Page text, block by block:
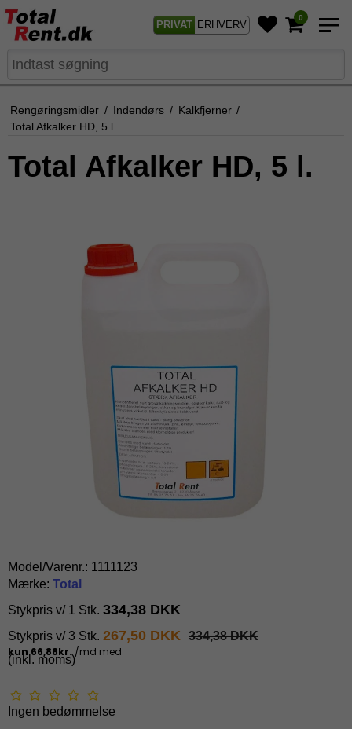
PRIVAT ERHVERV
0
Rengøringsmidler / Indendørs / Kalkfjerner /
Total Afkalker HD, 5 l.
Total Afkalker HD, 5 l.
Model/Varenr.: 1111123
Mærke: Total
Stykpris v/ 1 Stk. 334,38 DKK
Stykpris v/ 3 Stk. 267,50 DKK 334,38 DKK
(inkl. moms)
Ingen bedømmelse